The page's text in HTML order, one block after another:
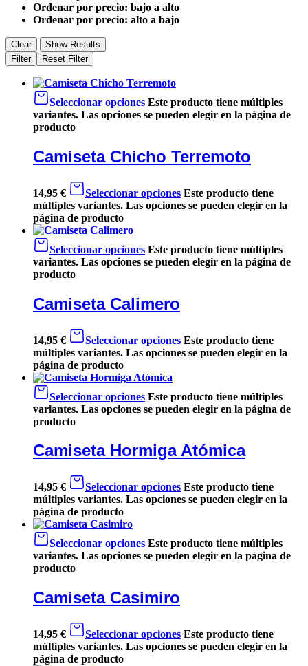
Ordenar por precio: bajo a alto
Ordenar por precio: alto a bajo
Clear
Show Results
Filter
Reset Filter
Seleccionar opciones Este producto tiene múltiples
variantes. Las opciones se pueden elegir en la página de
producto
Camiseta Chicho Terremoto
14,95 € Seleccionar opciones Este producto tiene
múltiples variantes. Las opciones se pueden elegir en la
página de producto
Seleccionar opciones Este producto tiene múltiples
variantes. Las opciones se pueden elegir en la página de
producto
Camiseta Calimero
14,95 € Seleccionar opciones Este producto tiene
múltiples variantes. Las opciones se pueden elegir en la
página de producto
Seleccionar opciones Este producto tiene múltiples
variantes. Las opciones se pueden elegir en la página de
producto
Camiseta Hormiga Atómica
14,95 € Seleccionar opciones Este producto tiene
múltiples variantes. Las opciones se pueden elegir en la
página de producto
Seleccionar opciones Este producto tiene múltiples
variantes. Las opciones se pueden elegir en la página de
producto
Camiseta Casimiro
14,95 € Seleccionar opciones Este producto tiene
múltiples variantes. Las opciones se pueden elegir en la
página de producto